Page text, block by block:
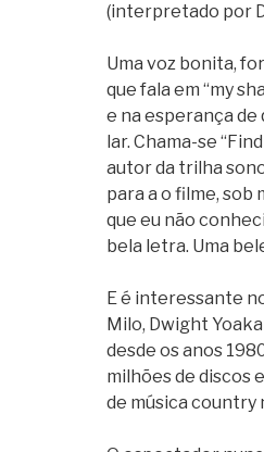
(interpretado por
Uma voz bonita,
que fala em “my
e na esperança
lar. Chama-se
autor da trilha
para a o filme, sob
que eu não
bela letra. Uma
E é interessante
Milo, Dwight
desde os anos
milhões de discos
de música country